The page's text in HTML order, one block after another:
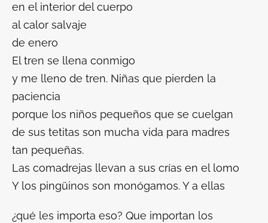
en el interior del cuerpo
al calor salvaje
de enero
El tren se llena conmigo
y me lleno de tren. Niñas que pierden la
paciencia
porque los niños pequeños que se cuelgan
de sus tetitas son mucha vida para madres
tan pequeñas.
Las comadrejas llevan a sus crías en el lomo
Y los pingüinos son monógamos. Y a ellas
¿qué les importa eso? Que importan los